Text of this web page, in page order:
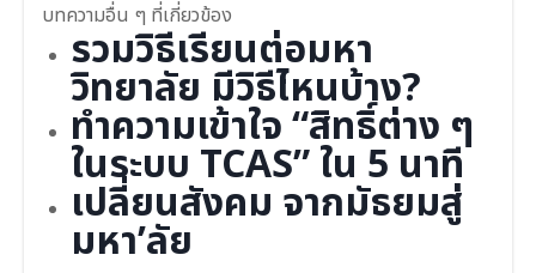
บทความอื่น ๆ ที่เกี่ยวข้อง
รวมวิธีเรียนต่อมหา
วิทยาลัย มีวิธีไหนบ้าง?
ทำความเข้าใจ “สิทธิ์ต่าง ๆ
ในระบบ TCAS” ใน 5 นาที
เปลี่ยนสังคม จากมัธยมสู่
มหา’ลัย